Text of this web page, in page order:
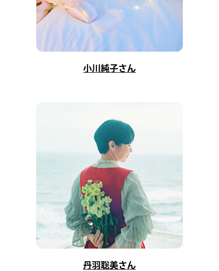
小川純子さん
丹羽聡美さん